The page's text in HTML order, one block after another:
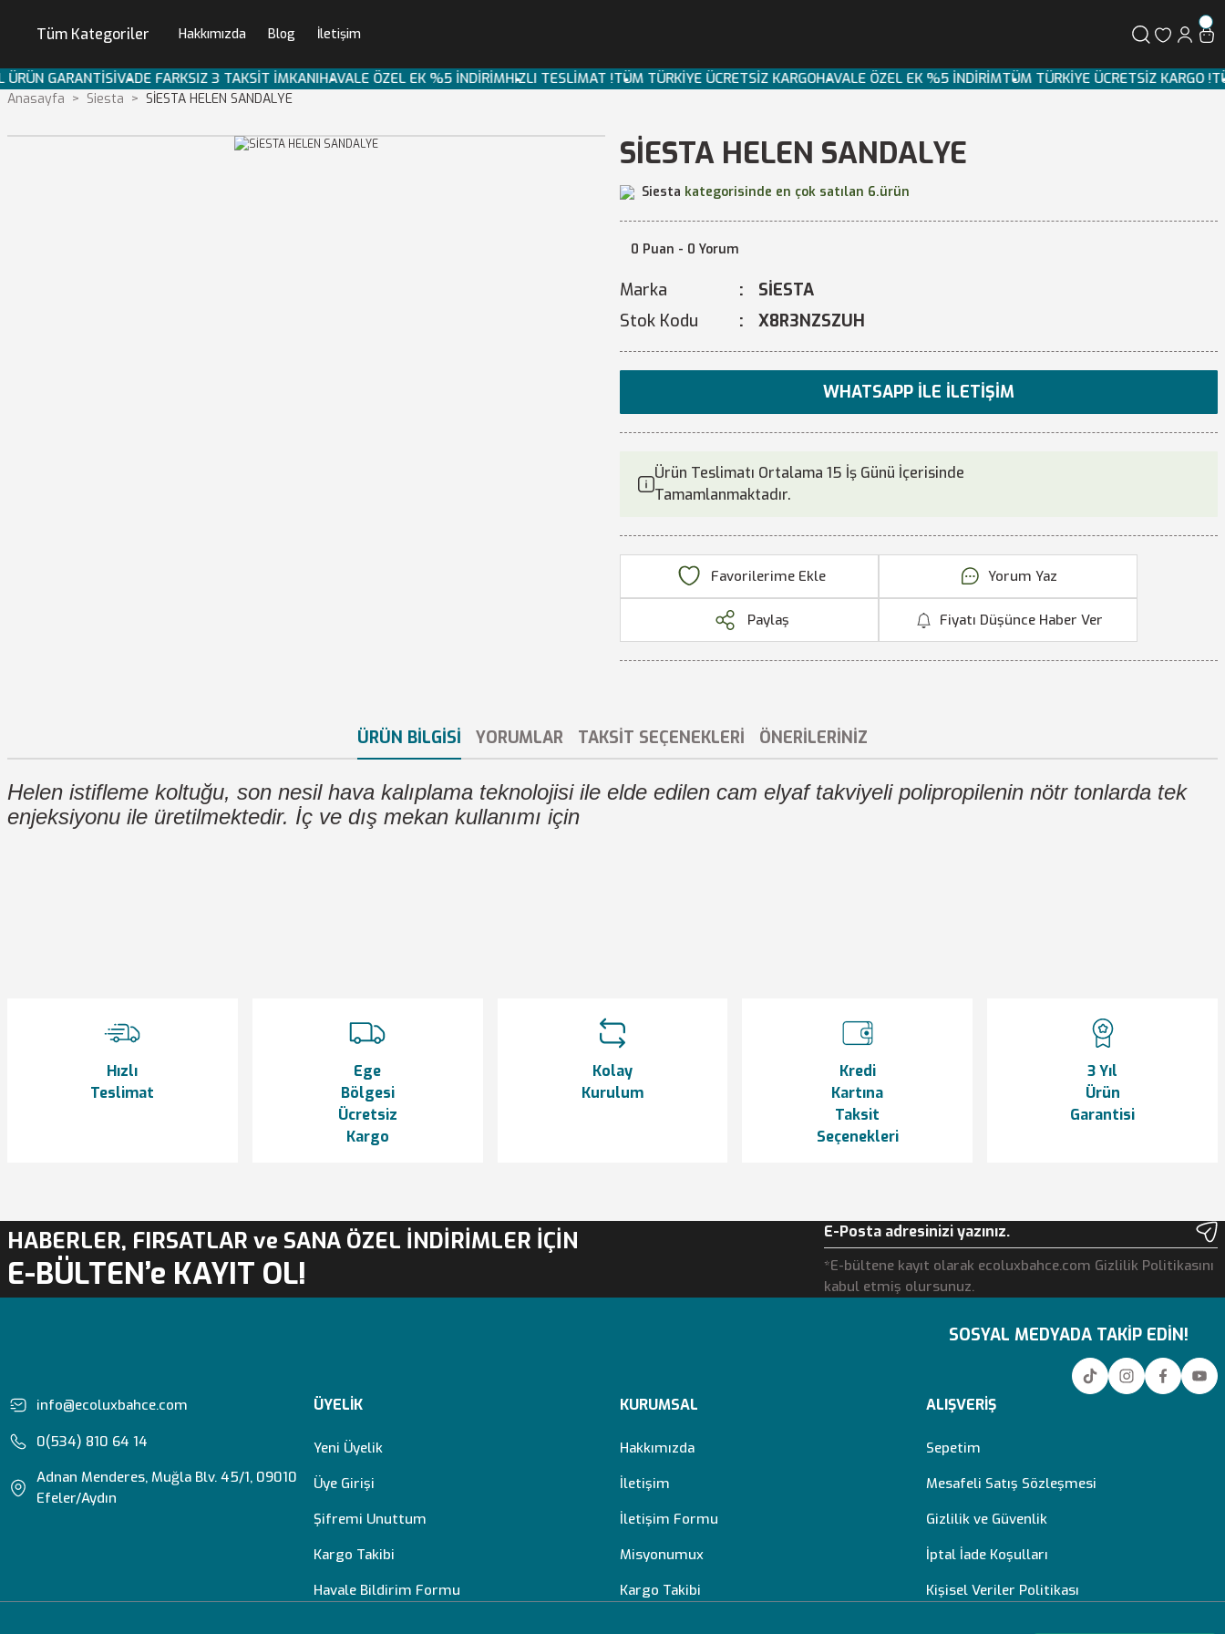
Tüm Kategoriler Hakkımızda Blog İletişim
ÜRÜN GARANTİSİVADE FARKSIZ 3 TAKSİT İMKANIHAVALE ÖZEL EK %5 İNDİRİMHIZLI TESLİMAT ! TÜM TÜRKİYE ÜCRETSİZ KARGOHAVALE ÖZEL EK %5 İNDİRİMTÜM TÜRKİYE ÜCRETSİZ KARGO !
Anasayfa Siesta SİESTA HELEN SANDALYE
SİESTA HELEN SANDALYE
Siesta kategorisinde en çok satılan 6.ürün
0 Puan - 0 Yorum
Marka
SİESTA
Stok Kodu
X8R3NZSZUH
WHATSAPP İLE İLETIŞIM
Ürün Teslimatı Ortalama 15 İş Günü İçerisinde
Tamamlanmaktadır.
Yorum Yaz
Paylaş Fiyatı Düşünce Haber Ver
ÜRÜN BILGISI YORUMLAR TAKSIT SEÇENEKLERI ÖNERILERINIZ
Helen istifleme koltuğu, son nesil hava kalıplama teknolojisi ile elde edilen cam elyaf takviyeli polipropilenin nötr tonlarda tek
enjeksiyonu ile üretilmektedir. İç ve dış mekan kullanımı için
Ürün fiyatı diğer sitelerden daha pahalı.
Bu ürüne benzer farklı alternatifler olmalı.
Hızlı
Teslimat
Ege
Bölgesi
Ücretsiz
Kargo
Kolay
Kurulum
Kredi
Kartına
Taksit
Seçenekleri
3 Yıl
Ürün
Garantisi
HABERLER, FIRSATLAR ve SANA ÖZEL İNDİRİMLER İÇİN
E-BÜLTEN’e KAYIT OL!
*E-bültene kayıt olarak ecoluxbahce.com Gizlilik Politikasını
kabul etmiş olursunuz.
SOSYAL MEDYADA TAKİP EDİN!
info@ecoluxbahce.com
0(534) 810 64 14
Adnan Menderes, Muğla Blv. 45/1, 09010
Efeler/Aydın
ÜYELİK
Yeni Üyelik
Üye Girişi
Şifremi Unuttum
Kargo Takibi
Havale Bildirim Formu
KURUMSAL
Hakkımızda
İletişim
İletişim Formu
Misyonumux
Kargo Takibi
ALIŞVERİŞ
Sepetim
Mesafeli Satış Sözleşmesi
Gizlilik ve Güvenlik
İptal İade Koşulları
Kişisel Veriler Politikası